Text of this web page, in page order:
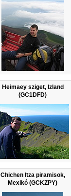
Heimaey sziget, Izland
(GC1DFD)
Chichen Itza piramisok,
Mexikó (GCKZPY)